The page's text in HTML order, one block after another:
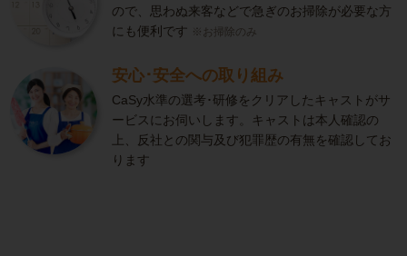
ので、思わぬ来客などで急ぎのお掃除が必要な方
にも便利です ※お掃除のみ
安心･安全への取り組み
CaSy水準の選考･研修をクリアしたキャストがサ
ービスにお伺いします。キャストは本人確認の
上、反社との関与及び犯罪歴の有無を確認してお
ります